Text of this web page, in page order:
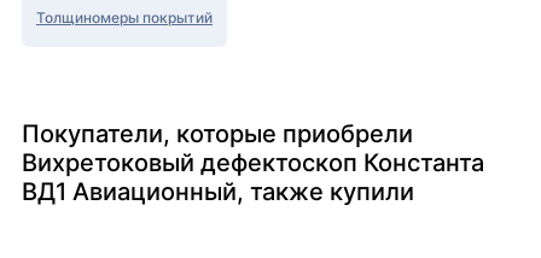
Толщиномеры покрытий
Покупатели, которые приобрели
Вихретоковый дефектоскоп Константа
ВД1 Авиационный, также купили